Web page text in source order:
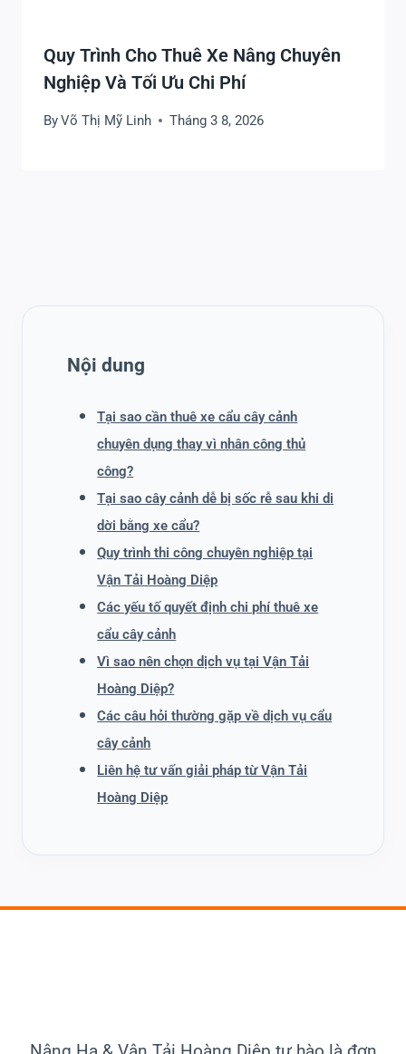
Quy Trình Cho Thuê Xe Nâng Chuyên
Nghiệp Và Tối Ưu Chi Phí
ByVõ Thị Mỹ Linh Tháng 3 8, 2026
Nội dung
Tại sao cần thuê xe cẩu cây cảnh
chuyên dụng thay vì nhân công thủ
công?
Tại sao cây cảnh dễ bị sốc rễ sau khi di
dời bằng xe cẩu?
Quy trình thi công chuyên nghiệp tại
Vận Tải Hoàng Diệp
Các yếu tố quyết định chi phí thuê xe
cẩu cây cảnh
Vì sao nên chọn dịch vụ tại Vận Tải
Hoàng Diệp?
Các câu hỏi thường gặp về dịch vụ cẩu
cây cảnh
Liên hệ tư vấn giải pháp từ Vận Tải
Hoàng Diệp